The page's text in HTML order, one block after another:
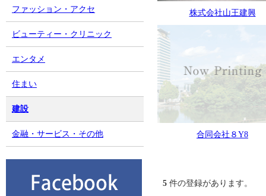
ファッション・アクセ
ビューティー・クリニック
エンタメ
住まい
建設
金融・サービス・その他
株式会社山王建興
合同会社８Y8
5 件の登録があります。